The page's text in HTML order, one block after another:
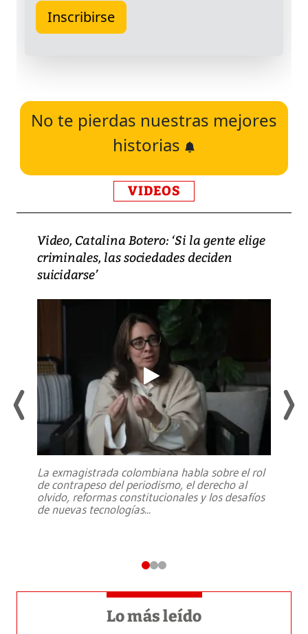
No te pierdas nuestras mejores
historias
VIDEOS
Video, Catalina Botero: ‘Si la gente elige
criminales, las sociedades deciden
suicidarse’
La exmagistrada colombiana habla sobre el rol
de contrapeso del periodismo, el derecho al
olvido, reformas constitucionales y los desafíos
de nuevas tecnologías...
Lo más leído